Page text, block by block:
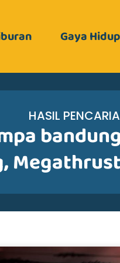
Gaya Hidup
HASIL
bandung
,